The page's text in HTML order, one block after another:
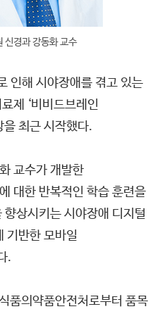
신경과 강동화 교수
인해 시야장애를 겪고 있는
제 ‘비비드브레인
최근 시작했다.
교수가 개발한
대한 반복적인 학습 훈련을
상시키는 시야장애 디지털
기반한 모바일
.
품의약품안전처로부터 품목